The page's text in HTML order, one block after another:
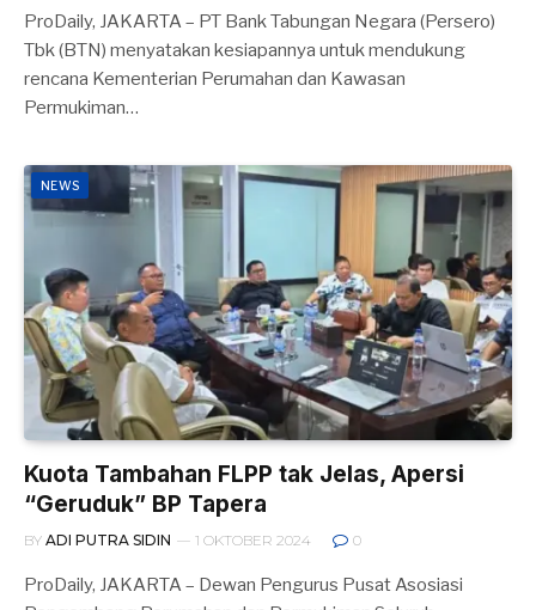
ProDaily, JAKARTA – PT Bank Tabungan Negara (Persero)
Tbk (BTN) menyatakan kesiapannya untuk mendukung
rencana Kementerian Perumahan dan Kawasan
Permukiman…
NEWS
Kuota Tambahan FLPP tak Jelas, Apersi
“Geruduk” BP Tapera
BY ADI PUTRA SIDIN 1 OKTOBER 2024 0
ProDaily, JAKARTA – Dewan Pengurus Pusat Asosiasi